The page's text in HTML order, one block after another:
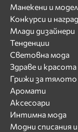
Манекени и
Конкурси и
Млади дизайнери
Тенденции
Световна мода
Здраве и красота
Грижи за тялото
Аромати
Аксесоари
Интимна мода
Модни списания и